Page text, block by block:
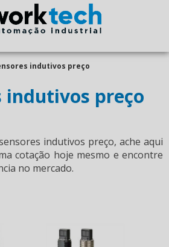
indutivos preço
indutivos preço
indutivos preço, ache aqui
cotação hoje mesmo e encontre
no mercado.